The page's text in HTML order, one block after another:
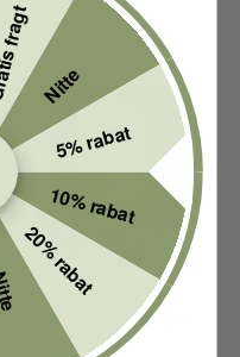
Udsolgt
Elvis Presley (31204)
31204B
fragt Nitte
5% rabat
10% rabat
20% rabat